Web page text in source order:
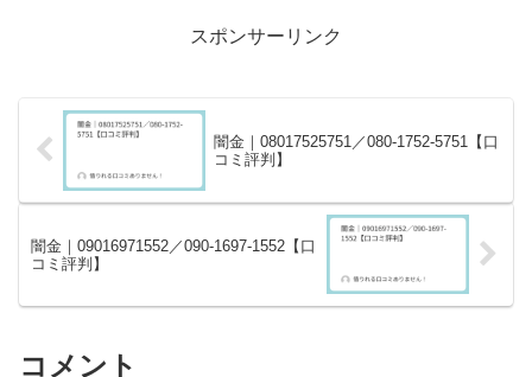
スポンサーリンク
闇金｜08017525751／080-1752-5751【口
コミ評判】
闇金｜09016971552／090-1697-1552【口
コミ評判】
コメント